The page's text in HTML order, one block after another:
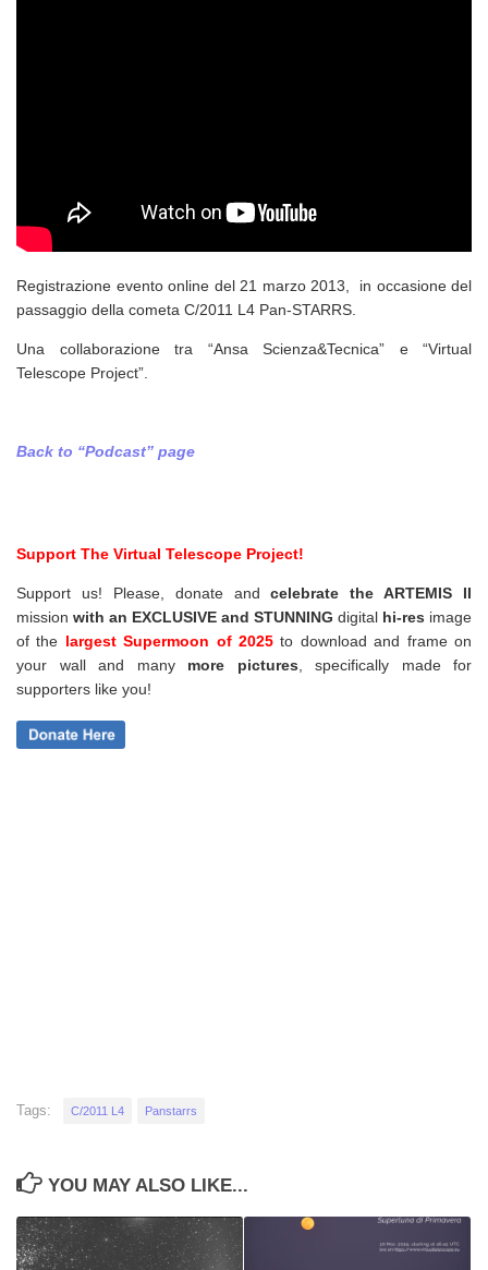
Registrazione evento online del 21 marzo 2013, in occasione del
passaggio della cometa C/2011 L4 Pan-STARRS.
Una collaborazione tra “Ansa Scienza&Tecnica” e “Virtual
Telescope Project”.
Back to “Podcast” page
Support The Virtual Telescope Project!
Support us! Please, donate andcelebrate the ARTEMIS II
mission with an EXCLUSIVE and STUNNING digital hi-res image
of the largest Supermoon of 2025to download and frame on
your wall and many more pictures, specifically made for
supporters like you!
Tags: C/2011 L4 Panstarrs
YOU MAY ALSO LIKE...